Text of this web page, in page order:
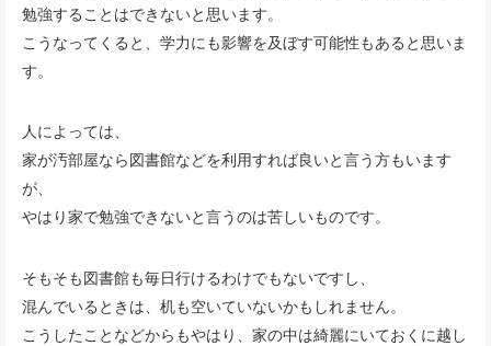
勉強することはできないと思います。
こうなってくると、学力にも影響を及ぼす可能性もあると思いま
す。
人によっては、
家が汚部屋なら図書館などを利用すれば良いと言う方もいます
が、
やはり家で勉強できないと言うのは苦しいものです。
そもそも図書館も毎日行けるわけでもないですし、
混んでいるときは、机も空いていないかもしれません。
こうしたことなどからもやはり、家の中は綺麗にいておくに越し